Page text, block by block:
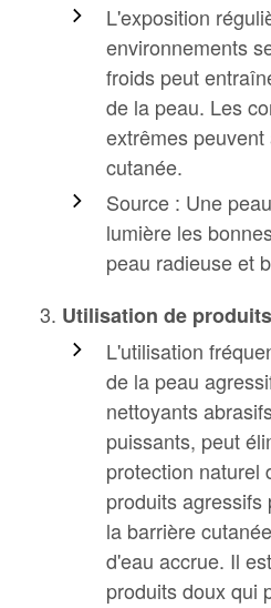
L'exposition
environnements
froids peut
de la peau. Les
extrêmes
cutanée.
Source : Une
lumière les
peau radieuse et
Utilisation de
L'utilisation
de la peau
nettoyants
puissants, peut
protection naturel
produits
la barrière
d'eau accrue. Il
produits doux qui